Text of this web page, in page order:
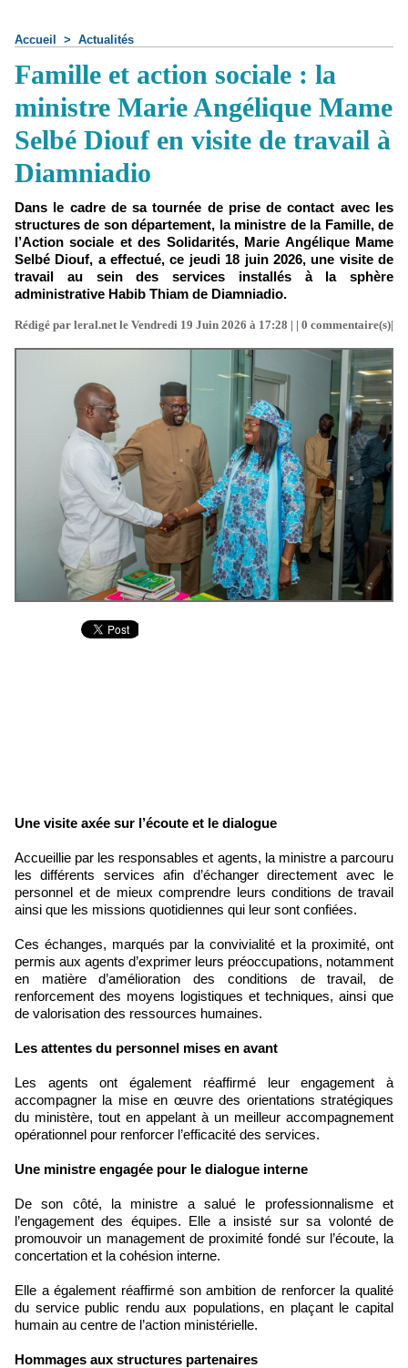
Accueil > Actualités
Famille et action sociale : la
ministre Marie Angélique Mame
Selbé Diouf en visite de travail à
Diamniadio
Dans le cadre de sa tournée de prise de contact avec les
structures de son département, la ministre de la Famille, de
l’Action sociale et des Solidarités, Marie Angélique Mame
Selbé Diouf, a effectué, ce jeudi 18 juin 2026, une visite de
travail au sein des services installés à la sphère
administrative Habib Thiam de Diamniadio.
Rédigé par leral.net le Vendredi 19 Juin 2026 à 17:28 | | 0 commentaire(s)|
Une visite axée sur l’écoute et le dialogue
Accueillie par les responsables et agents, la ministre a parcouru
les différents services afin d’échanger directement avec le
personnel et de mieux comprendre leurs conditions de travail
ainsi que les missions quotidiennes qui leur sont confiées.
Ces échanges, marqués par la convivialité et la proximité, ont
permis aux agents d’exprimer leurs préoccupations, notamment
en matière d’amélioration des conditions de travail, de
renforcement des moyens logistiques et techniques, ainsi que
de valorisation des ressources humaines.
Les attentes du personnel mises en avant
Les agents ont également réaffirmé leur engagement à
accompagner la mise en œuvre des orientations stratégiques
du ministère, tout en appelant à un meilleur accompagnement
opérationnel pour renforcer l’efficacité des services.
Une ministre engagée pour le dialogue interne
De son côté, la ministre a salué le professionnalisme et
l’engagement des équipes. Elle a insisté sur sa volonté de
promouvoir un management de proximité fondé sur l’écoute, la
concertation et la cohésion interne.
Elle a également réaffirmé son ambition de renforcer la qualité
du service public rendu aux populations, en plaçant le capital
humain au centre de l’action ministérielle.
Hommages aux structures partenaires